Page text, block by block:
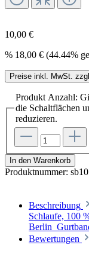
10,00 €
% 18,00 € (44.44%
Preise inkl. MwSt.
Produkt Anzahl:
die Schaltflächen
reduzieren.
In den Warenkorb
Produktnummer:
Beschreibung
Schlaufe, 100
Berlin
Bewertungen